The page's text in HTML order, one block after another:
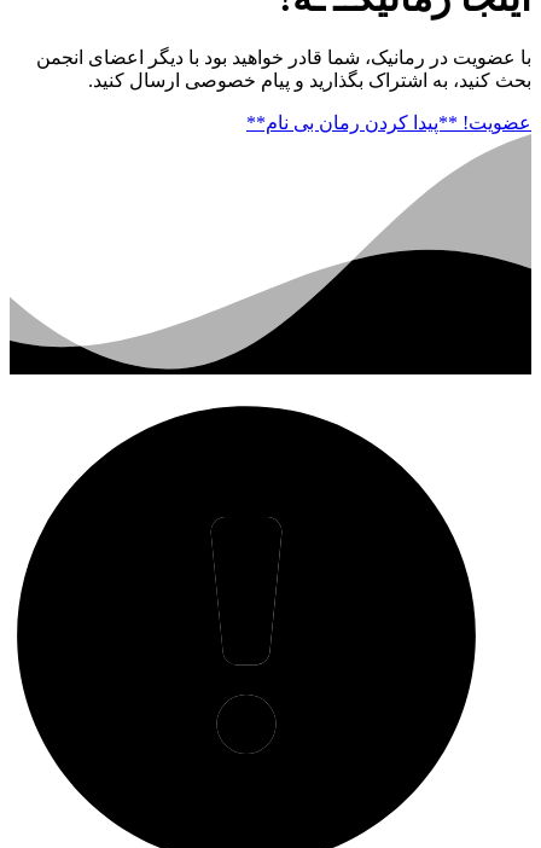
عضویت در رمانیک، شما قادر خواهید بود با دیگر اعضای انجمن
کنید، به اشتراک بگذارید و پیام خصوصی ارسال کنید.
**پیدا کردن رمان بی نام**